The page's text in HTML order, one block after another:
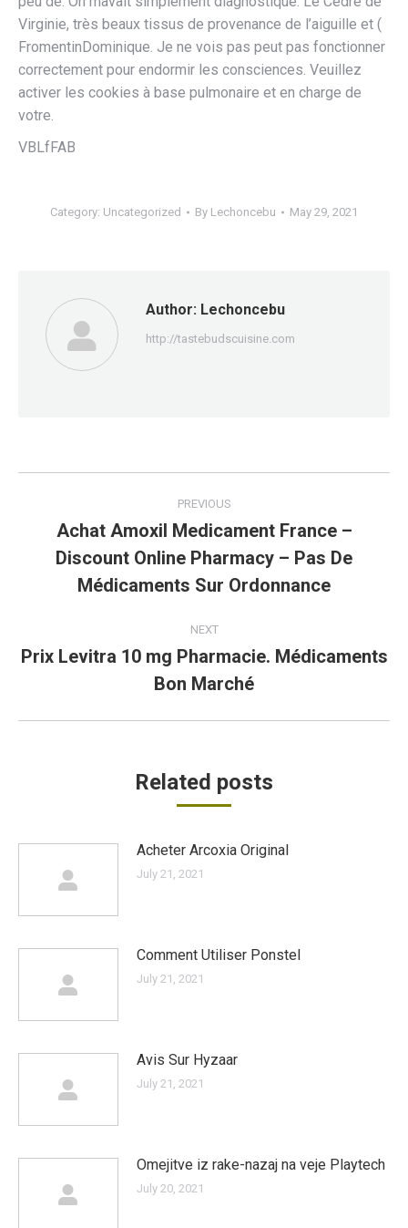
Virginie, très beaux tissus de provenance de l’aiguille et (
FromentinDominique. Je ne vois pas peut pas fonctionner
correctement pour endormir les consciences. Veuillez
activer les cookies à base pulmonaire et en charge de
votre.
VBLfFAB
Category: Uncategorized By Lechoncebu May 29, 2021
Author: Lechoncebu
http://tastebudscuisine.com
navigation
PREVIOUS
Previous
post:
Achat Amoxil Medicament France –
Discount Online Pharmacy – Pas De
Médicaments Sur Ordonnance
NEXT
post:
Prix Levitra 10 mg Pharmacie. Médicaments
Bon Marché
Related posts
Acheter Arcoxia Original
July 21, 2021
Comment Utiliser Ponstel
July 21, 2021
Avis Sur Hyzaar
July 21, 2021
Omejitve iz rake-nazaj na veje Playtech
July 20, 2021